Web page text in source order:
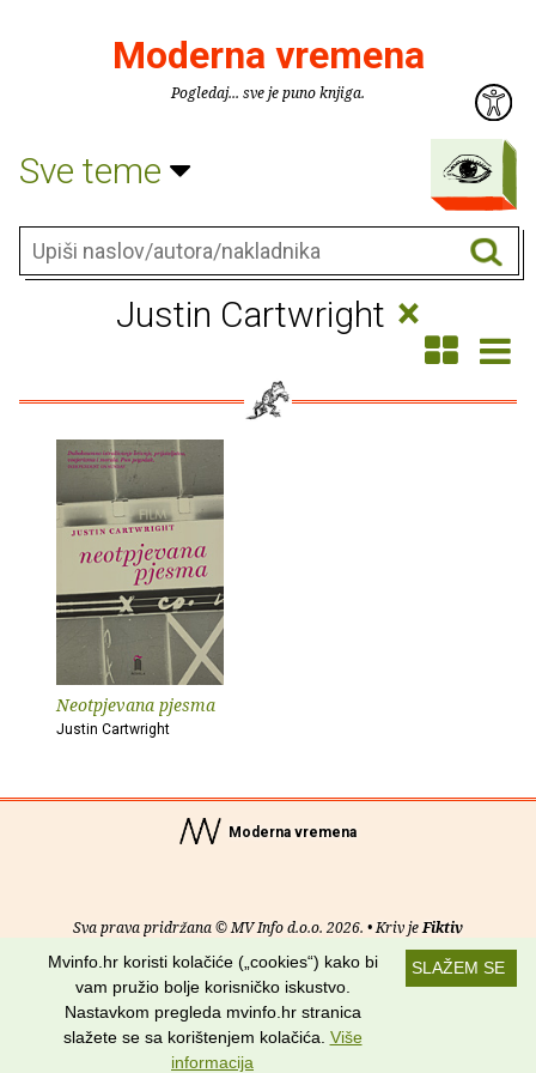
Moderna vremena
Pogledaj... sve je puno knjiga.
Sve teme
Justin Cartwright ×
Neotpjevana pjesma
Justin Cartwright
Moderna vremena
Sva prava pridržana © MV Info d.o.o. 2026. • Kriv jeFiktiv
Uvjeti korištenja RSS kanali
Potraži nas na:
SLAŽEM SE
Mvinfo.hr koristi kolačiće („cookies“) kako bi
vam pružio bolje korisničko iskustvo.
Nastavkom pregleda mvinfo.hr stranica
slažete se sa korištenjem kolačića. Više
informacija